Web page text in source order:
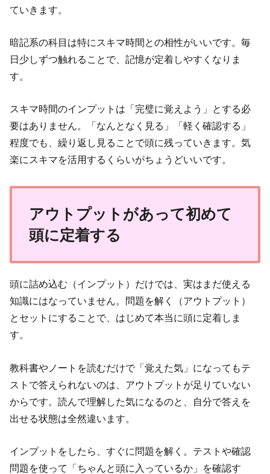
ていきます。
暗記系の科目は特にスキマ時間との相性がいいです。毎
日少しずつ触れることで、記憶が定着しやすくなりま
す。
スキマ時間のインプットは「完璧に覚えよう」とする必
要はありません。「なんとなく見る」「軽く確認する」
程度でも、繰り返し見ることで頭に残っていきます。気
楽にスキマを活用するくらいがちょうどいいです。
アウトプットがあって初めて
頭に定着する
頭に詰め込む（インプット）だけでは、実はまだ使える
知識にはなっていません。問題を解く（アウトプット）
とセットにすることで、はじめて本当に頭に定着しま
す。
教科書やノートを読むだけで「覚えた気」になってもテ
ストで答えられないのは、アウトプットが足りていない
からです。読んで理解した気になるのと、自分で答えを
出せる状態は全然違います。
インプットをしたら、すぐに問題を解く。テストや確認
問題を使って「ちゃんと頭に入っているか」を確認す